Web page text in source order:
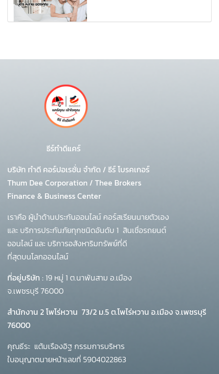
ธีร์ทำดีแคร์
บริษัท ทำดี คอร์ปอเรชั่น จำกัด / ธีร์ โบรคเกอร์
Thum Dee Corporation / Thee Brokers
Finance & Business Center
เราคือ ผู้นำด้านประกันออนไลน์ คอร์สเรียนนายตัวเอง
และ บริการประกันภัยทุกชนิดอันดับ 1 สินเชื่อรถยนต์
ออนไลน์ และ บริการอสังหาริมทรัพย์ที่ดี
ที่สุดบนโลกออนไลน์
ที่อยู่บริษัท : 19 หมู่ 1 ต.นาพันสาม อ.เมือง
จ.เพชรบุรี 76000
สำนักงาน 2 โพโร่หวาน 73/2 ม.5 ต.โพไร่หวาน อ.เมือง จ.เพชรบุรี
76000
คุณธีระ แต้มเรืองอิฐ กรรมการบริหาร
ใบอนุญาตนายหน้าเลขที่ 5904022863